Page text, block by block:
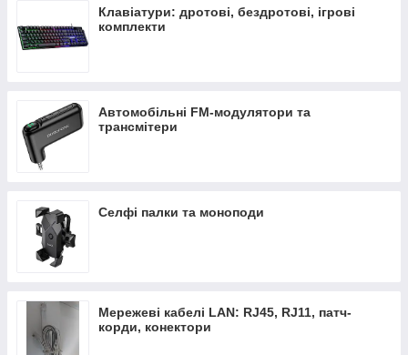
Клавіатури: дротові, бездротові, ігрові
комплекти
Автомобільні FM-модулятори та
трансмітери
Селфі палки та моноподи
Мережеві кабелі LAN: RJ45, RJ11, патч-
корди, конектори